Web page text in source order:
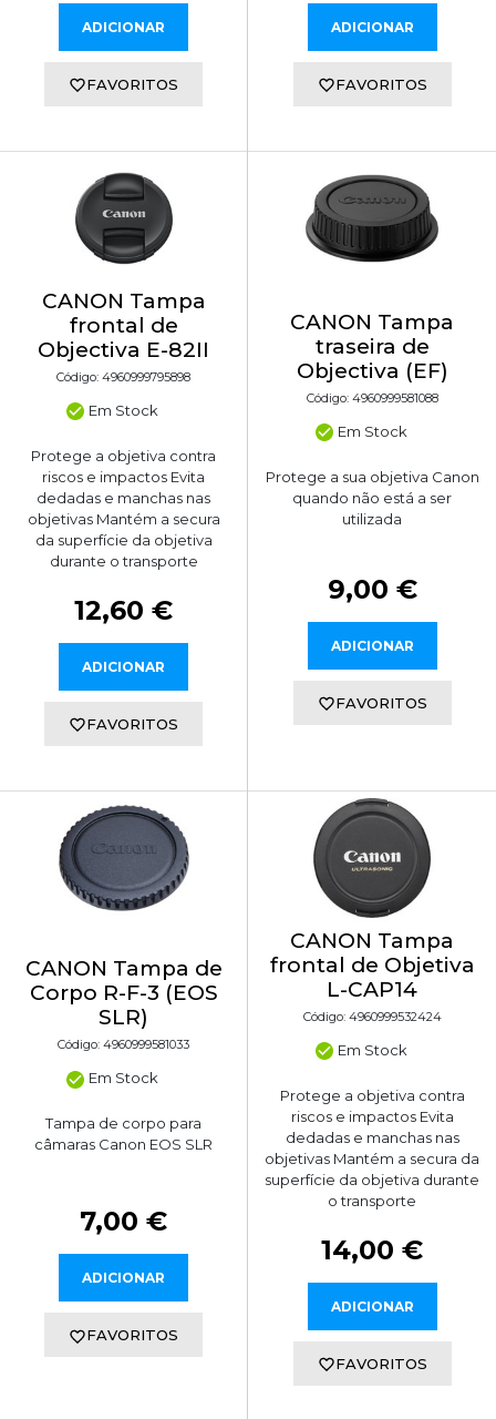
ADICIONAR
FAVORITOS
ADICIONAR
FAVORITOS
CANON Tampa
frontal de
Objectiva E-82II
Código: 4960999795898
Em Stock
Protege a objetiva contra
riscos e impactos Evita
dedadas e manchas nas
objetivas Mantém a secura
da superfície da objetiva
durante o transporte
12,60 €
ADICIONAR
FAVORITOS
CANON Tampa
traseira de
Objectiva (EF)
Código: 4960999581088
Em Stock
Protege a sua objetiva Canon
quando não está a ser
utilizada
9,00 €
ADICIONAR
FAVORITOS
CANON Tampa de
Corpo R-F-3 (EOS
SLR)
Código: 4960999581033
Em Stock
Tampa de corpo para
câmaras Canon EOS SLR
7,00 €
ADICIONAR
FAVORITOS
CANON Tampa
frontal de Objetiva
L-CAP14
Código: 4960999532424
Em Stock
Protege a objetiva contra
riscos e impactos Evita
dedadas e manchas nas
objetivas Mantém a secura da
superfície da objetiva durante
o transporte
14,00 €
ADICIONAR
FAVORITOS